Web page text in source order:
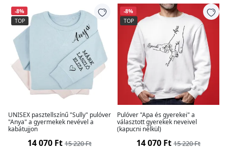
-8%
TOP
UNISEX pasztellszínű "Sully" pulóver
"Anya" a gyermekek nevével a
kabátujjon
14 070 Ft 15 220 Ft
-8%
TOP
Pulóver "Apa és gyerekei" a
választott gyerekek neveivel
(kapucni nélkül)
14 070 Ft 15 220 Ft